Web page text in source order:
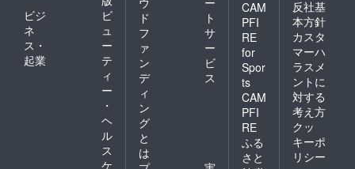
ビジ
ネ
ス・
起業
ビ
ュ
ー
テ
ィ
ー
・
ヘ
ル
ス
ケ
ド
フ
ァ
ン
デ
ィ
ン
グ
と
は
ト
サ
ー
ビ
ス
CAM
PFI
RE
for
Spor
ts
CAM
PFI
RE
ふる
さと
反社基
本方針
カスタ
マーハ
ラスメ
ントに
対する
考え方
クッ
キーポ
リシー